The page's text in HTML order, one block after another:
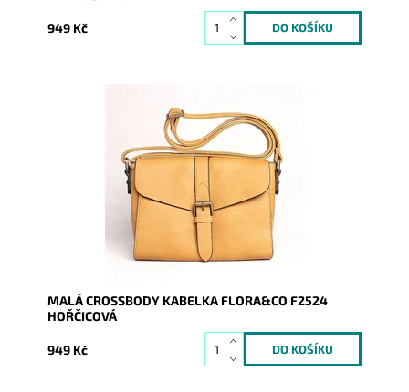
949 Kč
Hořčicová crossbody kabelka ideální velikosti značky
FLORA s přehoditelnou klopou a uzavíráním na druk.
Skladem
9729
FLORA&CO
2 roky
MALÁ CROSSBODY KABELKA FLORA&CO F2524
HOŘČICOVÁ
949 Kč